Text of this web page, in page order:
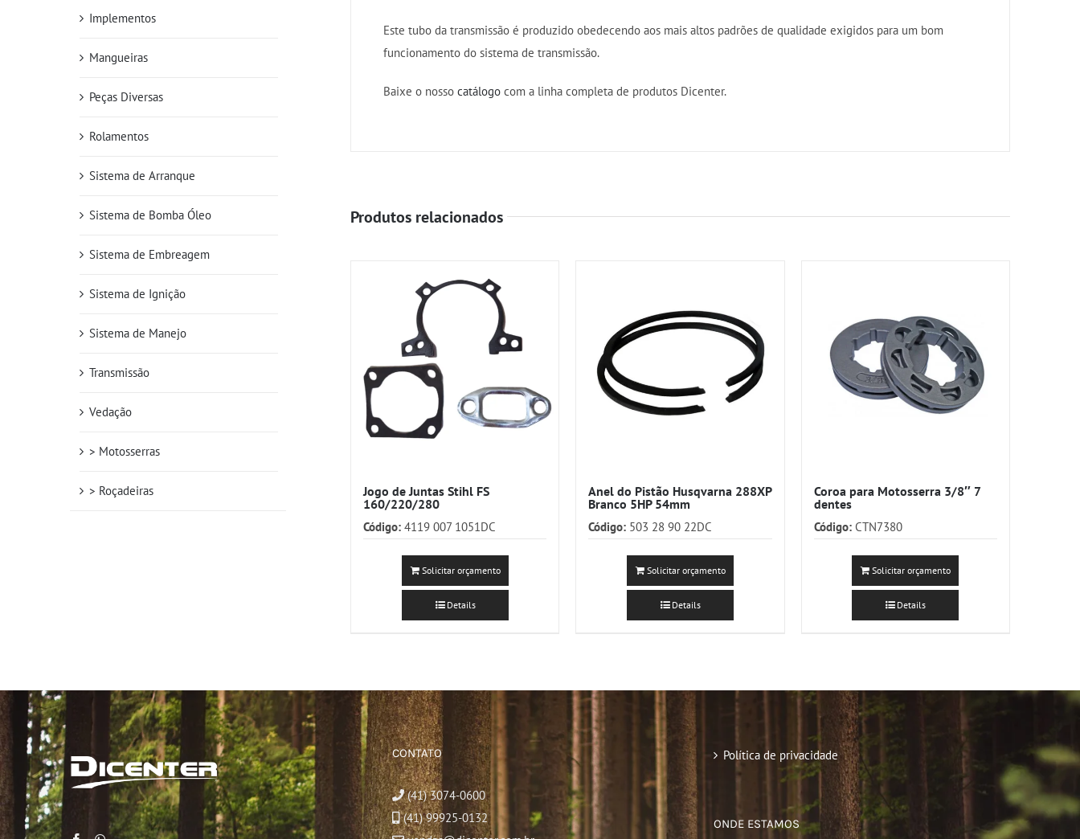
Este tubo da transmissão é produzido obedecendo aos mais altos padrões de qualidade exigidos para um bom
funcionamento do sistema de transmissão.
Baixe o nossocatálogo com a linha completa de produtos Dicenter.
Produtos relacionados
Jogo de Juntas Stihl FS
160/220/280
Código: 4119 007 1051DC
Solicitar orçamento
Details
Anel do Pistão Husqvarna 288XP
Branco 5HP 54mm
Código: 503 28 90 22DC
Solicitar orçamento
Details
Coroa para Motosserra 3/8″ 7
dentes
Código:CTN7380
Solicitar orçamento
Details
Implementos
Mangueiras
Peças Diversas
Rolamentos
Sistema de Arranque
Sistema de Bomba Óleo
Sistema de Embreagem
Sistema de Ignição
Sistema de Manejo
Transmissão
Vedação
> Motosserras
> Roçadeiras
CONTATO
(41) 3074-0600
(41) 99925-0132
Política de privacidade
ONDE ESTAMOS